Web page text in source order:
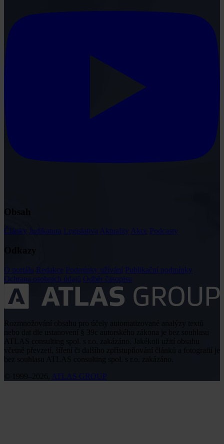
Články Judikatura Legislativa Aktuality Akce Podcasty
Odkazy
O portálu Redakce Podmínky užívání Publikační podmínky
Ochrana osobních údajů Odběr časopisu
včetně převzetí, šíření či dalšího zpřístupňování článků a fotografií je
ATLAS GROUP